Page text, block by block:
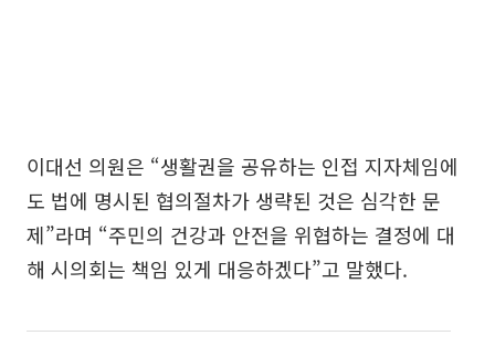
이대선 의원은 “생활권을 공유하는 인접 지자체임에
도 법에 명시된 협의절차가 생략된 것은 심각한 문
제”라며 “주민의 건강과 안전을 위협하는 결정에 대
해 시의회는 책임 있게 대응하겠다”고 말했다.